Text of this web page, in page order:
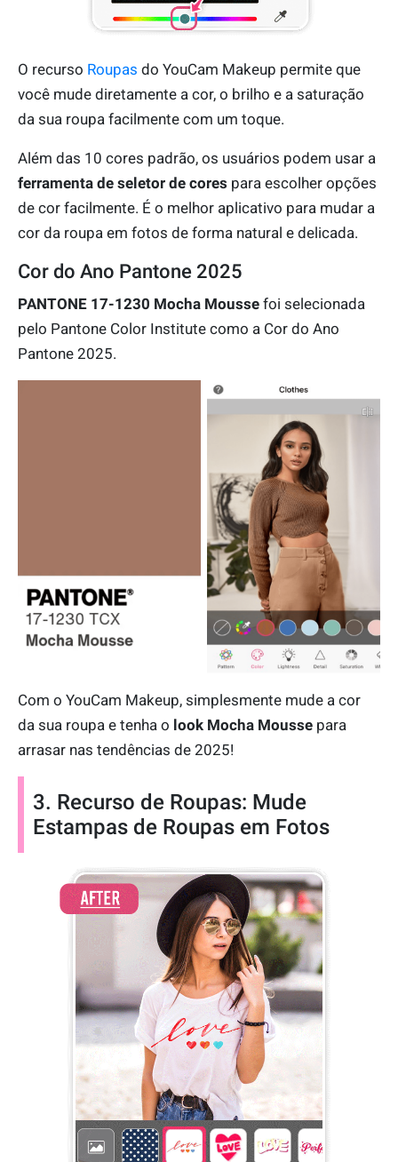
O recurso Roupas do YouCam Makeup permite que
você mude diretamente a cor, o brilho e a saturação
da sua roupa facilmente com um toque.
Além das 10 cores padrão, os usuários podem usar a
ferramenta de seletor de cores para escolher opções
de cor facilmente. É o melhor aplicativo para mudar a
cor da roupa em fotos de forma natural e delicada.
Cor do Ano Pantone 2025
PANTONE 17-1230 Mocha Mousse foi selecionada
pelo Pantone Color Institute como a Cor do Ano
Pantone 2025.
Com o YouCam Makeup, simplesmente mude a cor
da sua roupa e tenha o look Mocha Mousse para
arrasar nas tendências de 2025!
3. Recurso de Roupas: Mude
Estampas de Roupas em Fotos